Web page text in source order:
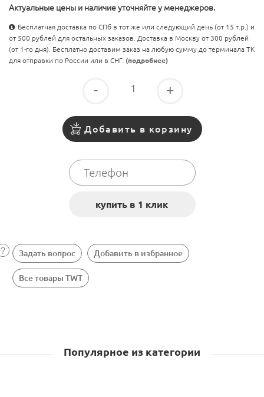
Актуальные цены и наличие уточняйте у менеджеров.
Бесплатная доставка по СПб в тот же или следующий день (от 15 т.р.) и
от 500 рублей для остальных заказов. Доставка в Москву от 300 рублей
(от 1-го дня). Бесплатно доставим заказ на любую сумму до терминала ТК
для отправки по России или в СНГ. (подробнее)
- +
Добавить в корзину
Задать вопрос Добавить в избранное
Все товары TWT
Популярное из категории